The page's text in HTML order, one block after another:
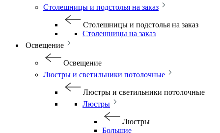
Столешницы и подстолья на заказ
Столешницы и подстолья на заказ
Столешницы на заказ
Освещение
Освещение
Люстры и светильники потолочные
Люстры и светильники потолочные
Люстры
Люстры
Большие